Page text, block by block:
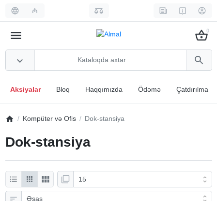
₼
0
Aksiyalar Bloq Haqqımızda Ödəmə Çatdırılma
Kompüter və Ofis Dok-stansiya
Dok-stansiya